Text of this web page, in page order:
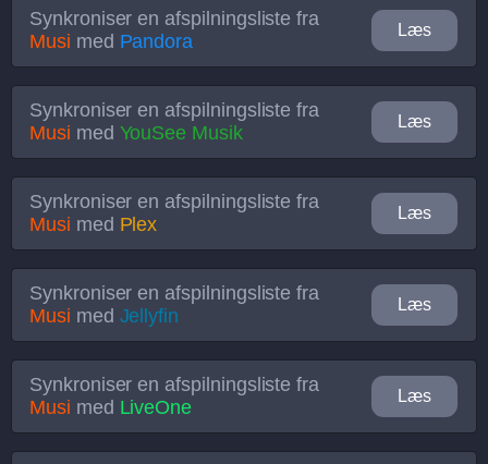
Synkroniser en afspilningsliste fra
Musi med Pandora
Læs
Synkroniser en afspilningsliste fra
Musi med YouSee Musik
Læs
Synkroniser en afspilningsliste fra
Musi med Plex
Læs
Synkroniser en afspilningsliste fra
Musi med Jellyfin
Læs
Synkroniser en afspilningsliste fra
Musi med LiveOne
Læs